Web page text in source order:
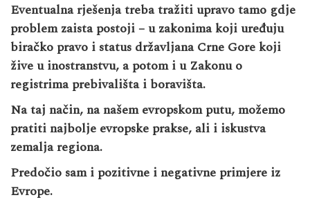
Eventualna rješenja treba tražiti upravo tamo gdje
problem zaista postoji – u zakonima koji uređuju
biračko pravo i status državljana Crne Gore koji
žive u inostranstvu, a potom i u Zakonu o
registrima prebivališta i boravišta.
Na taj način, na našem evropskom putu, možemo
pratiti najbolje evropske prakse, ali i iskustva
zemalja regiona.
Predočio sam i pozitivne i negativne primjere iz
Evrope.